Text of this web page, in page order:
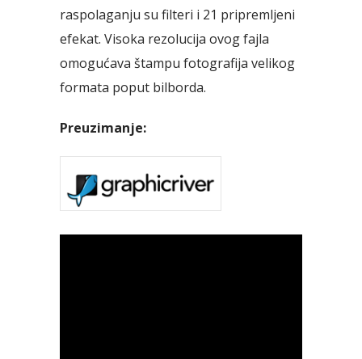
raspolaganju su filteri i 21 pripremljeni
efekat. Visoka rezolucija ovog fajla
omogućava štampu fotografija velikog
formata poput bilborda.
Preuzimanje: